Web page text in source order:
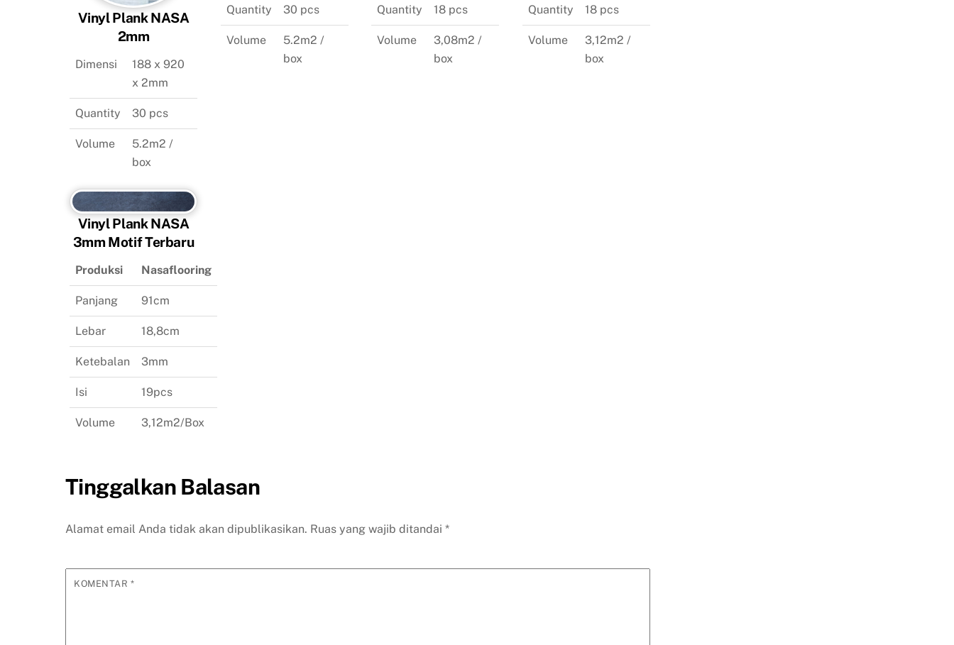
Vinyl Plank NASA
2mm
Dimensi
188 x 920
x 2mm
Quantity 30 pcs
Volume
5.2m2 /
box
Vinyl Plank NASA
3mm Motif Terbaru
Produksi Nasaflooring
Panjang 91cm
Lebar 18,8cm
Ketebalan 3mm
Isi 19pcs
Volume 3,12m2/Box
Quantity 30 pcs
Volume
5.2m2 /
box
Quantity 18 pcs
Volume
3,08m2 /
box
Quantity 18 pcs
Volume
3,12m2 /
box
Tinggalkan Balasan
Alamat email Anda tidak akan dipublikasikan. Ruas yang wajib ditandai *
KOMENTAR *